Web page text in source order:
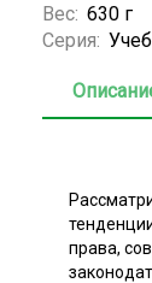
Вес: 630 г
Серия:
права,